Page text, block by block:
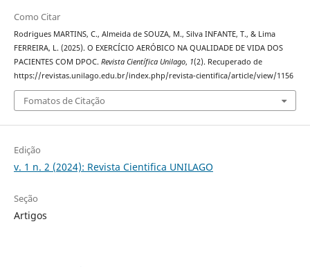
Como Citar
Rodrigues MARTINS, C., Almeida de SOUZA, M., Silva INFANTE, T., & Lima
FERREIRA, L. (2025). O EXERCÍCIO AERÓBICO NA QUALIDADE DE VIDA DOS
PACIENTES COM DPOC. Revista Científica Unilago, 1(2). Recuperado de
https://revistas.unilago.edu.br/index.php/revista-cientifica/article/view/1156
Fomatos de Citação
Edição
v. 1 n. 2 (2024): Revista Cientifica UNILAGO
Seção
Artigos